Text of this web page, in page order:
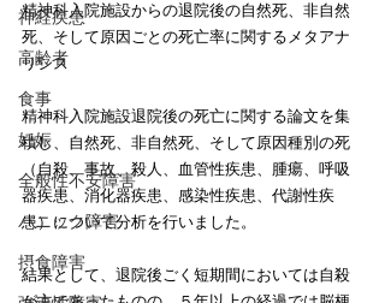
神経疾患
高齢者
食事
妊娠
全般性不安障害
パニック障害
摂食障害
精神科入院施設からの退院後の自然死、非自然
死、そして原因ごとの死亡率に関するメタアナ
リシス
精神科入院施設退院後の死亡に関する論文を集
積し、自然死、非自然死、そして原因種別の死
（自殺、事故、殺人、血管性疾患、腫瘍、呼吸
器疾患、消化器疾患、感染性疾患、代謝性疾
患）について分析を行いました。
結果として、退院後ごく短期間においては自殺